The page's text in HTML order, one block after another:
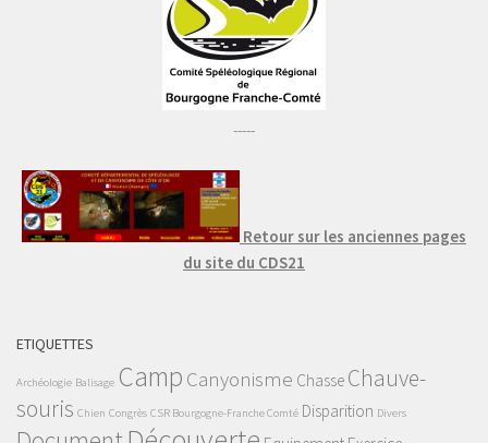
-----
Retour sur les anciennes pages
du site du CDS21
ETIQUETTES
Archéologie Balisage Camp Canyonisme Chasse Chauve-
souris Chien Congrès CSR Bourgogne-Franche Comté Disparition Divers